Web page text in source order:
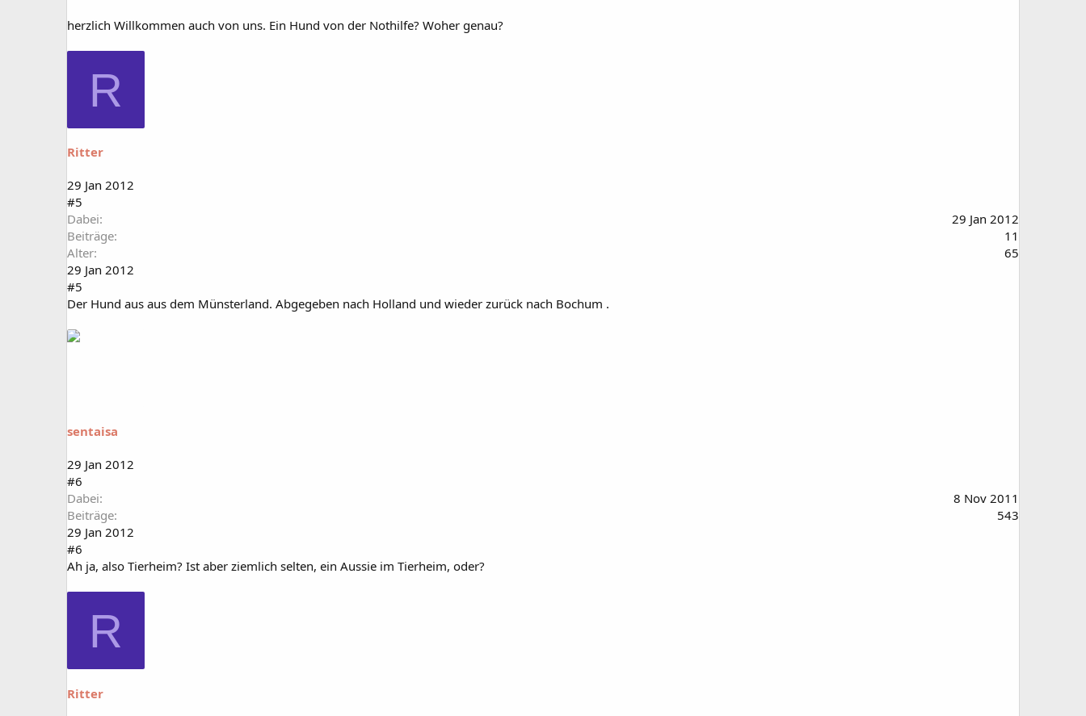
herzlich Willkommen auch von uns. Ein Hund von der Nothilfe? Woher genau?
R
Ritter
29 Jan 2012
#5
Dabei
29 Jan 2012
Beiträge
11
Alter
65
29 Jan 2012
#5
Der Hund aus aus dem Münsterland. Abgegeben nach Holland und wieder zurück nach Bochum .
sentaisa
29 Jan 2012
#6
Dabei
8 Nov 2011
Beiträge
543
29 Jan 2012
#6
Ah ja, also Tierheim? Ist aber ziemlich selten, ein Aussie im Tierheim, oder?
R
Ritter